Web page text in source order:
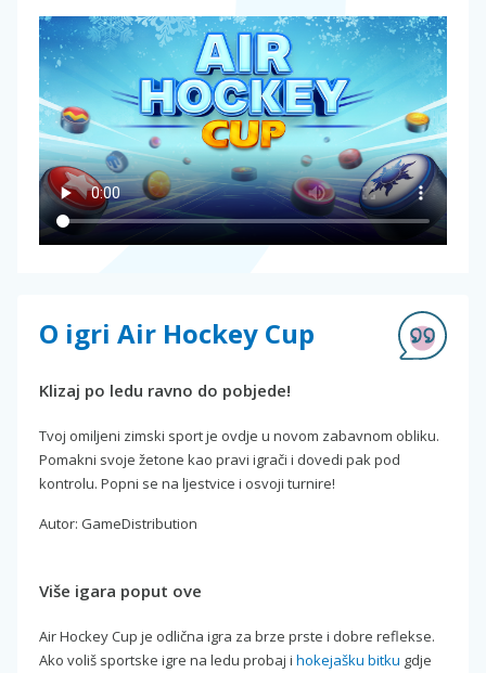
O igri Air Hockey Cup
Klizaj po ledu ravno do pobjede!
Tvoj omiljeni zimski sport je ovdje u novom zabavnom obliku.
Pomakni svoje žetone kao pravi igrači i dovedi pak pod
kontrolu. Popni se na ljestvice i osvoji turnire!
Autor: GameDistribution
Više igara poput ove
Air Hockey Cup je odlična igra za brze prste i dobre reflekse.
Ako voliš sportske igre na ledu probaj i hokejašku bitku gdje